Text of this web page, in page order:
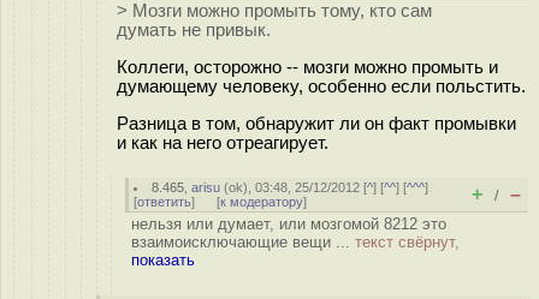
> Мозги можно промыть тому, кто сам
думать не привык.
Коллеги, осторожно -- мозги можно промыть и
думающему человеку, особенно если польстить.
Разница в том, обнаружит ли он факт промывки
и как на него отреагирует.
8.465 ,arisu (ok), 03:48, 25/12/2012 [^] [^^] [^^^]
[ответить] [к модератору] + / –
нельзя или думает, или мозгомой 8212 это
взаимоисключающие вещи ... текст свёрнут,
показать